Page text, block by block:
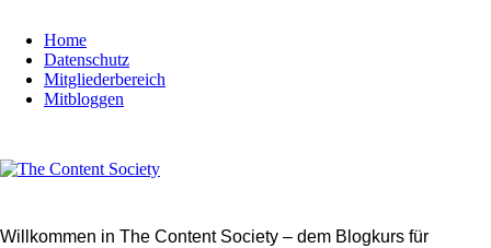
Home
Datenschutz
Mitgliederbereich
Mitbloggen
Willkommen in The Content Society – dem Blogkurs für